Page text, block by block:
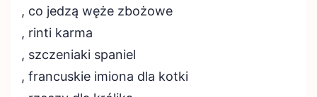
, co jedzą węże zbożowe
, rinti karma
, szczeniaki spaniel
, francuskie imiona dla kotki